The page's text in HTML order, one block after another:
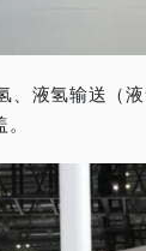
液氢输送（